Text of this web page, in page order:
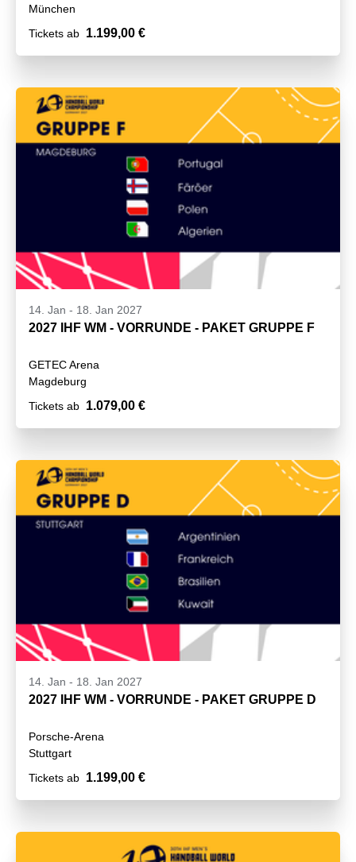
München
Tickets ab 1.199,00 €
14. Jan - 18. Jan 2027
2027 IHF WM - VORRUNDE - PAKET GRUPPE F
GETEC Arena
Magdeburg
Tickets ab 1.079,00 €
14. Jan - 18. Jan 2027
2027 IHF WM - VORRUNDE - PAKET GRUPPE D
Porsche-Arena
Stuttgart
Tickets ab 1.199,00 €